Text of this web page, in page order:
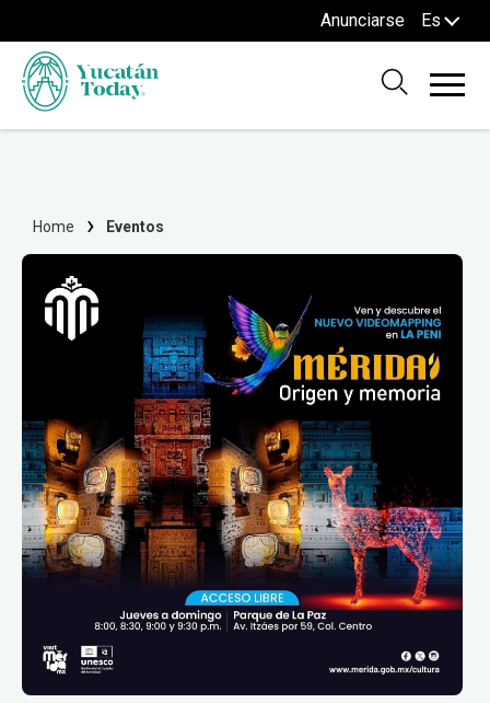
Anunciarse Es
Home Eventos